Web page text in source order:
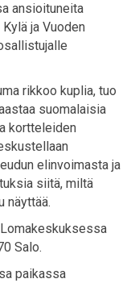
ansioituneita
ja Vuoden
rikkoo kuplia, tuo
suomalaisia
kortteleiden
elinvoimasta ja
siitä, miltä
näyttää.
Salo.
paikassa